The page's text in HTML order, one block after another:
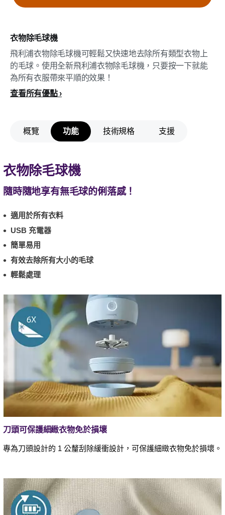
衣物除毛球機
飛利浦衣物除毛球機可輕鬆又快速地去除所有類型衣物上
的毛球。使用全新飛利浦衣物除毛球機，只要按一下就能
為所有衣服帶來平順的效果！
查看所有優點
概覽 功能 技術規格 支援
衣物除毛球機
隨時隨地享有無毛球的俐落感！
適用於所有衣料
USB 充電器
簡單易用
有效去除所有大小的毛球
輕鬆處理
刀頭可保護細緻衣物免於損壞
專為刀頭設計的 1 公釐刮除緩衝設計，可保護細緻衣物免於損壞。